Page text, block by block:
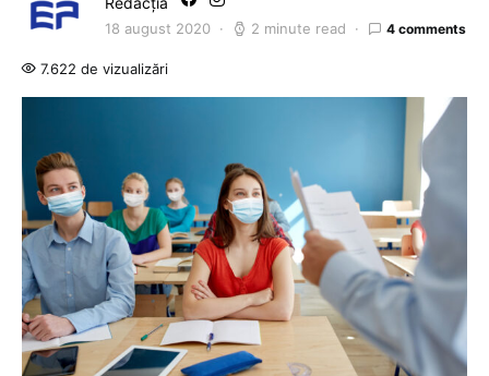
18 august 2020 2 minute read 4 comments
7.622 de vizualizări